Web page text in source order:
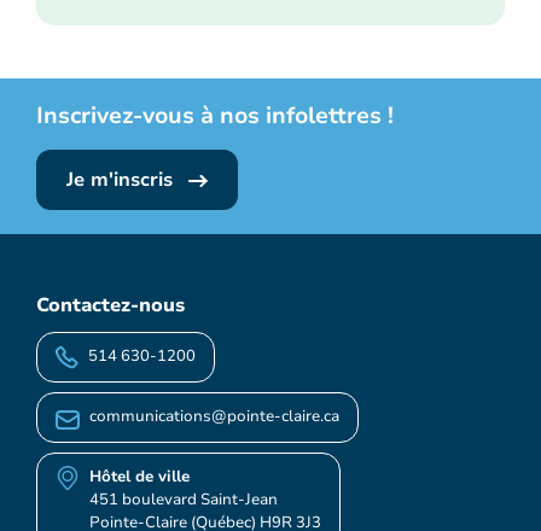
Inscrivez-vous à nos infolettres !
Je m'inscris
Contactez-nous
514 630-1200
communications@pointe-claire.ca
Hôtel de ville
451 boulevard Saint-Jean
Pointe-Claire (Québec) H9R 3J3